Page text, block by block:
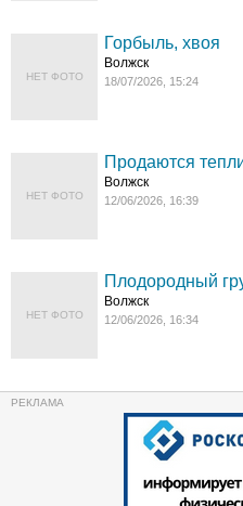
НЕТ ФОТО
Горбыль, хвоя
Волжск
18/07/2026, 15:24
НЕТ ФОТО
Продаются
Волжск
12/06/2026, 16:39
НЕТ ФОТО
Плодородный
Волжск
12/06/2026, 16:34